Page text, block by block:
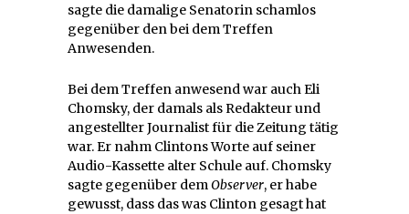
sagte die damalige Senatorin schamlos
gegenüber den bei dem Treffen
Anwesenden.
Bei dem Treffen anwesend war auch Eli
Chomsky, der damals als Redakteur und
angestellter Journalist für die Zeitung tätig
war. Er nahm Clintons Worte auf seiner
Audio-Kassette alter Schule auf. Chomsky
sagte gegenüber demObserver, er habe
gewusst, dass das was Clinton gesagt hat